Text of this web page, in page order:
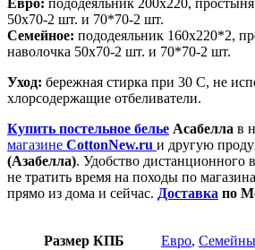
Евро: пододеяльник 200х220,
50х70-2 шт. и 70*70-2 шт.
Семейное: пододеяльник 160х220*2,
наволочка 50х70-2 шт. и 70*70-2 шт.
Уход: бережная стирка при 30 С, не
хлорсодержащие отбеливатели.
Купить постельное белье Асабелла в
магазине CottonNew.ru и другую
(Азабелла). Удобство дистанционного
не тратить время на походы по
прямо из дома и сейчас. Доставка по
Размер КПБ Евро,